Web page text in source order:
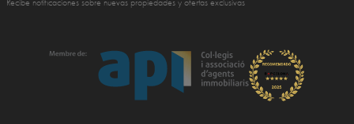
Recibe notificaciones sobre nuevas propiedades y ofertas exclusivas